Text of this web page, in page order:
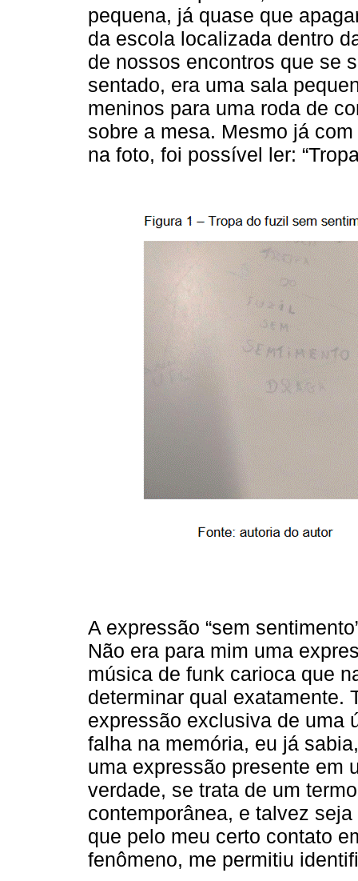
pequena, já quase que
da escola localizada dentro
de nossos encontros que se
sentado, era uma sala
meninos para uma roda de
sobre a mesa. Mesmo já
na foto, foi possível ler:
A expressão “sem
Não era para mim uma
música de funk carioca que
determinar qual exatamente.
expressão exclusiva de uma
falha na memória, eu já
uma expressão presente em
verdade, se trata de um
contemporânea, e talvez
que pelo meu certo contato
fenômeno, me permitiu